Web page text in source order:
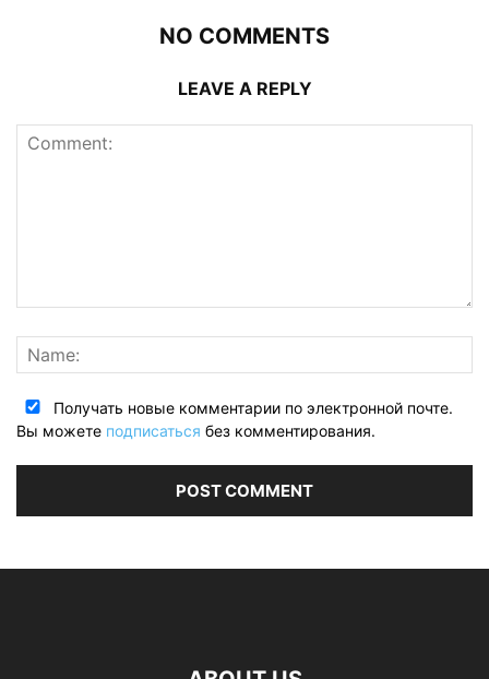
NO COMMENTS
LEAVE A REPLY
Получать новые комментарии по электронной почте.
Вы можете подписаться без комментирования.